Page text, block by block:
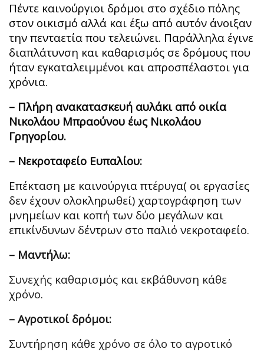
Πέντε καινούργιοι δρόμοι στο σχέδιο πόλης
στον οικισμό αλλά και έξω από αυτόν άνοιξαν
την πενταετία που τελειώνει. Παράλληλα έγινε
διαπλάτυνση και καθαρισμός σε δρόμους που
ήταν εγκαταλειμμένοι και απροσπέλαστοι για
χρόνια.
– Πλήρη ανακατασκευή αυλάκι από οικία
Νικολάου Μπραούνου έως Νικολάου
Γρηγορίου.
– Νεκροταφείο Ευπαλίου:
Επέκταση με καινούργια πτέρυγα( οι εργασίες
δεν έχουν ολοκληρωθεί) χαρτογράφηση των
μνημείων και κοπή των δύο μεγάλων και
επικίνδυνων δέντρων στο παλιό νεκροταφείο.
– Μαντήλω:
Συνεχής καθαρισμός και εκβάθυνση κάθε
χρόνο.
– Αγροτικοί δρόμοι:
Συντήρηση κάθε χρόνο σε όλο το αγροτικό